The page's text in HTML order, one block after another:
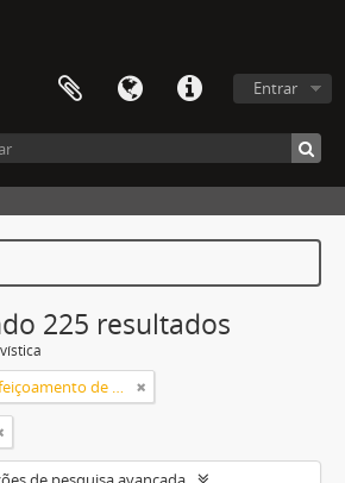
Entrar
225 resultados
Coordenação de Aperfeiçoamento de Pessoal de Nível Superior (CAPES)